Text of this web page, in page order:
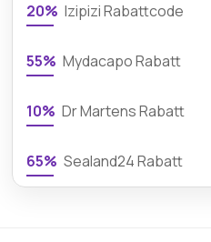
20% Izipizi Rabattcode
55% Mydacapo Rabatt
10% Dr Martens Rabatt
65% Sealand24 Rabatt